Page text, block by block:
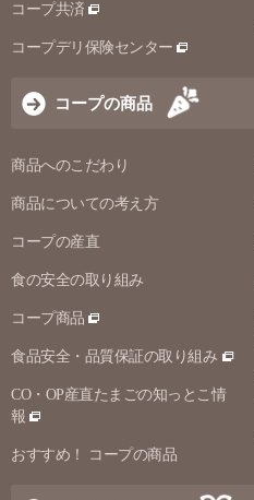
コープ共済
コープデリ保険センター
コープの商品
商品へのこだわり
商品についての考え方
コープの産直
食の安全の取り組み
コープ商品
食品安全・品質保証の取り組み
CO・OP産直たまごの知っとこ情
報
おすすめ！ コープの商品